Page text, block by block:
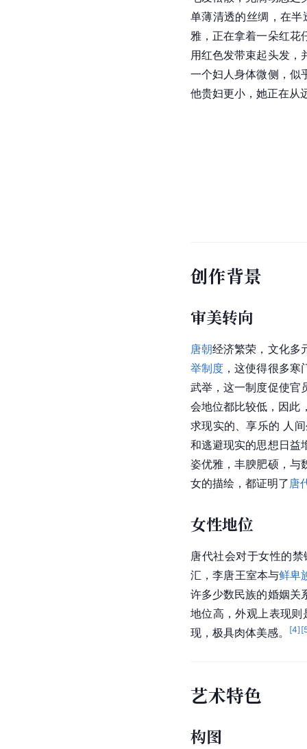
单薄清透的丝绸，在
雅，正在拿着一朵红花
用红色发带束起头发，
一个妇人身体微侧，似
他贵妇更小，她正在从
创作背景
审美转向
唐朝经济繁荣，文化多
举制度 ，这使得很多
武举 ，这一制度促使
会地位都比较低，因此
求现实的、享乐的 人
和逃避现实的思想日益
姿优雅，丰腴肥硕，与
女的描绘，都证明了唐
女性地位
唐代社会对于女性的禁
汇，李唐王室本与鲜卑
许多少数民族的婚姻关
地位高，外观上表现
现，极具肉体美感。
[4] [
艺术特色
构图